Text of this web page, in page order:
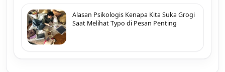
Alasan Psikologis Kenapa Kita Suka Grogi
Saat Melihat Typo di Pesan Penting